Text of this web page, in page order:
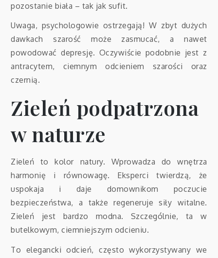
pozostanie biała – tak jak sufit.
Uwaga, psychologowie ostrzegają! W zbyt dużych
dawkach szarość może zasmucać, a nawet
powodować depresję. Oczywiście podobnie jest z
antracytem, ciemnym odcieniem szarości oraz
czernią.
Zieleń podpatrzona
w naturze
Zieleń to kolor natury. Wprowadza do wnętrza
harmonię i równowagę. Eksperci twierdzą, że
uspokaja i daje domownikom poczucie
bezpieczeństwa, a także regeneruje siły witalne.
Zieleń jest bardzo modna. Szczególnie, ta w
butelkowym, ciemniejszym odcieniu.
To elegancki odcień, często wykorzystywany we